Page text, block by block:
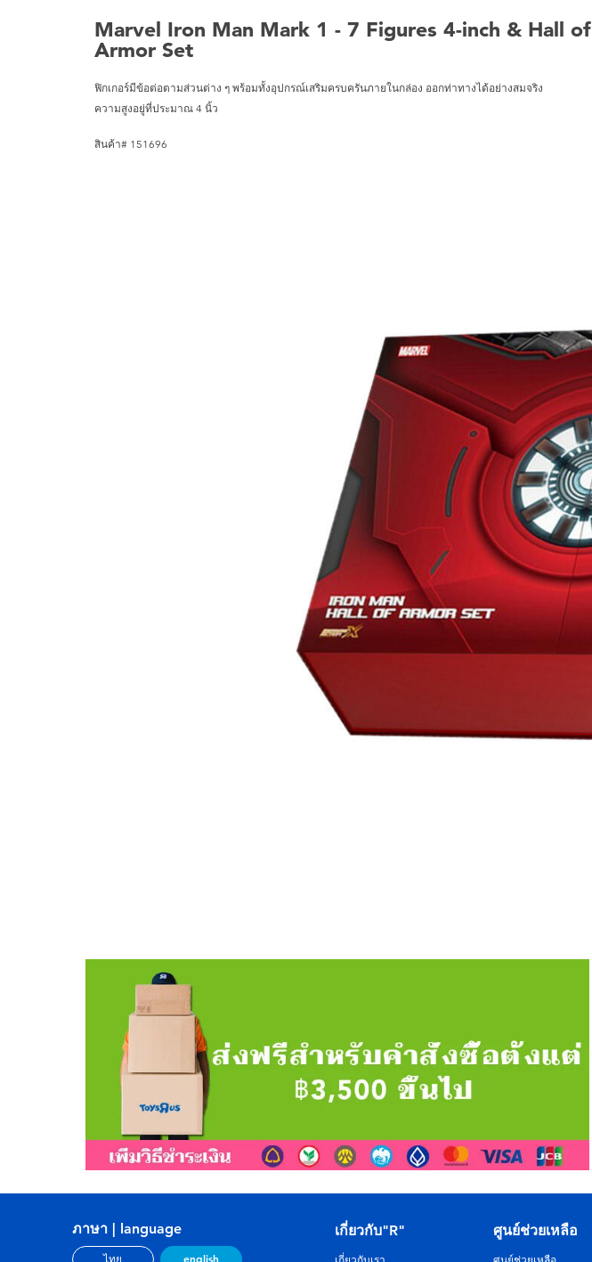
Marvel Iron Man Mark 1 - 7 Figures 4-inch & Hall of
Armor Set
ฟิกเกอร์มีข้อต่อตามส่วนต่าง ๆ พร้อมทั้งอุปกรณ์เสริมครบครันภายในกล่อง ออกท่าทางได้อย่างสมจริง
ความสูงอยู่ที่ประมาณ 4 นิ้ว
สินค้า# 151696
ภาษา | language
ไทย english
เกี่ยวกับ"R" ศูนย์ช่วยเหลือ